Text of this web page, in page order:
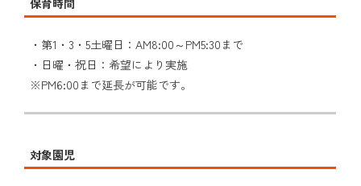
・第1・3・5土曜日：AM8:00～PM5:30まで
・日曜・祝日：希望により実施
※PM6:00まで延長が可能です。
対象園児